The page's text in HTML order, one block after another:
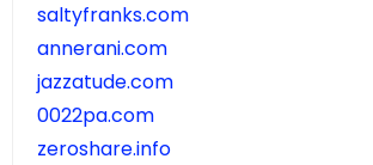
saltyfranks.com
annerani.com
jazzatude.com
0022pa.com
zeroshare.info